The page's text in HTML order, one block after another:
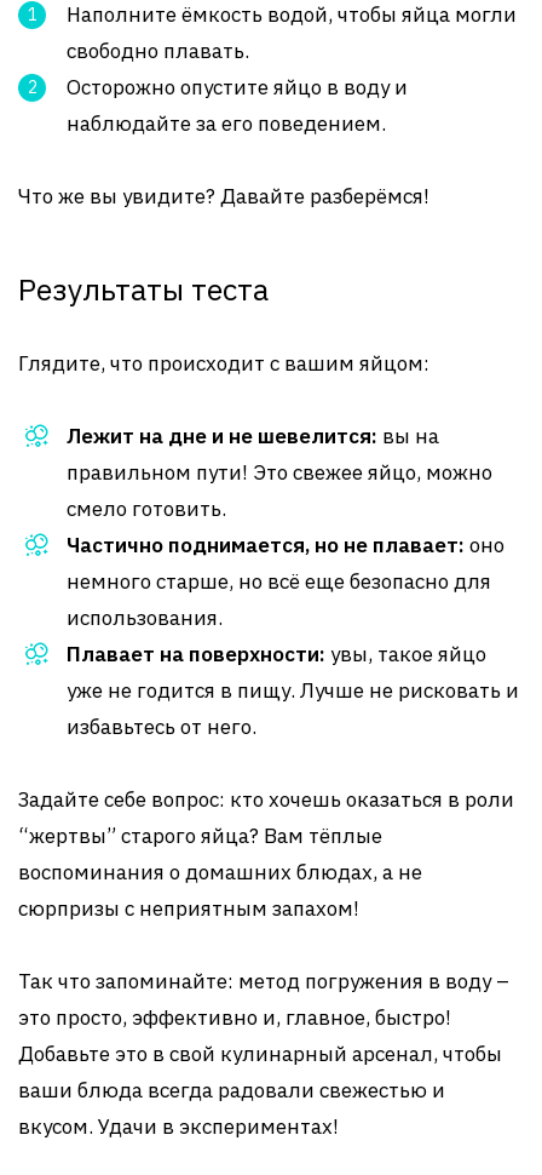
Наполните ёмкость водой, чтобы яйца могли
свободно плавать.
Осторожно опустите яйцо в воду и
наблюдайте за его поведением.
Что же вы увидите? Давайте разберёмся!
Результаты теста
Глядите, что происходит с вашим яйцом:
Лежит на дне и не шевелится: вы на
правильном пути! Это свежее яйцо, можно
смело готовить.
Частично поднимается, но не плавает: оно
немного старше, но всё еще безопасно для
использования.
Плавает на поверхности: увы, такое яйцо
уже не годится в пищу. Лучше не рисковать и
избавьтесь от него.
Задайте себе вопрос: кто хочешь оказаться в роли
“жертвы” старого яйца? Вам тёплые
воспоминания о домашних блюдах, а не
сюрпризы с неприятным запахом!
Так что запоминайте: метод погружения в воду –
это просто, эффективно и, главное, быстро!
Добавьте это в свой кулинарный арсенал, чтобы
ваши блюда всегда радовали свежестью и
вкусом. Удачи в экспериментах!